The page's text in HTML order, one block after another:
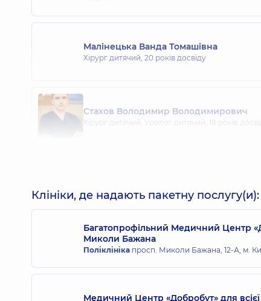
Малінецька Ванда Томашівна
Хірург дитячий, 20 років досвіду
Стахов Володимир Володимирович
Хірург дитячий; Уролог дитячий, 18 років
Клініки, де надають пакетну послугу(и):
Багатопрофільний Медичний Центр
Миколи Бажана
Поліклініка просп. Миколи Бажана, 12-А, м.
Медичний Центр «Добробут» для